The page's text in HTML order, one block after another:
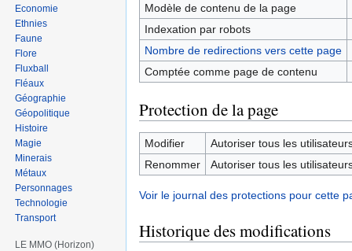
Modèle de contenu de la page
Indexation par robots
Nombre de redirections vers cette page
Comptée comme page de contenu
Protection de la page
Modifier
Autoriser tous les
Renommer
Autoriser tous les
Voir le journal des protections pour cette
Historique des modifications
Economie
Ethnies
Faune
Flore
Fluxball
Fléaux
Géographie
Géopolitique
Histoire
Magie
Minerais
Métaux
Personnages
Technologie
Transport
LE MMO (Horizon)